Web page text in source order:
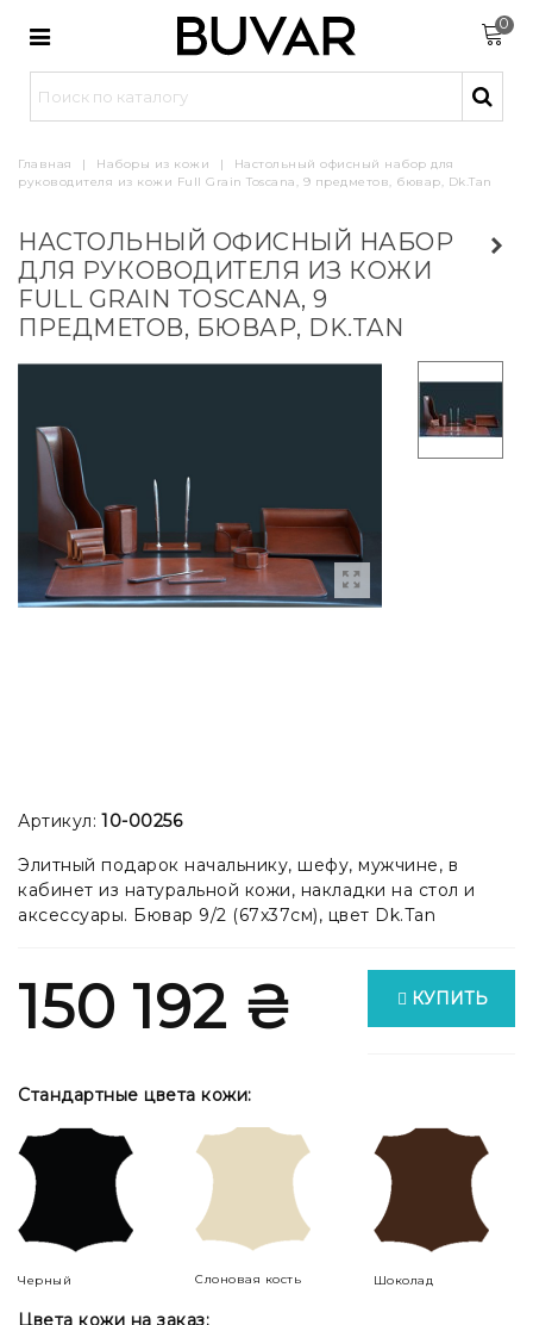
0
Главная | Наборы из кожи |
Настольный офисный набор для
руководителя из кожи Full Grain Toscana, 9 предметов, бювар, Dk.Tan
НАСТОЛЬНЫЙ ОФИСНЫЙ НАБОР
ДЛЯ РУКОВОДИТЕЛЯ ИЗ КОЖИ
FULL GRAIN TOSCANA, 9
ПРЕДМЕТОВ, БЮВАР, DK.TAN
Артикул: 10-00256
Элитный подарок начальнику, шефу, мужчине, в
кабинет из натуральной кожи, накладки на стол и
аксессуары. Бювар 9/2 (67x37см), цвет Dk.Tan
150 192 ₴ КУПИТЬ
Стандартные цвета кожи:
Черный Слоновая кость Шоколад
Цвета кожи на заказ: